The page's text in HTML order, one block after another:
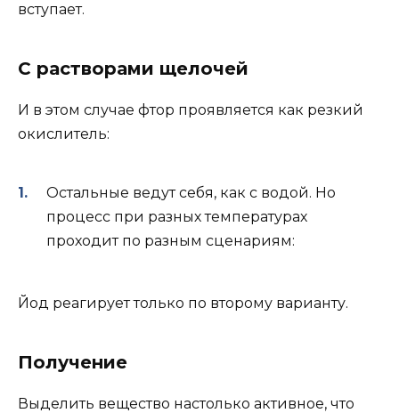
вступает.
С растворами щелочей
И в этом случае фтор проявляется как резкий
окислитель:
Остальные ведут себя, как с водой. Но
процесс при разных температурах
проходит по разным сценариям:
Йод реагирует только по второму варианту.
Получение
Выделить вещество настолько активное, что